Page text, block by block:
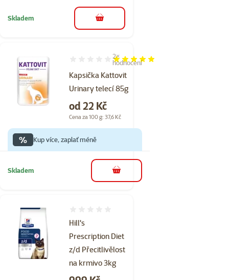
Skladem do košíku
Kapsička Kattovit
Urinary telecí 85g
Hodnocení 100%, počet hodnocení: 2
2×
hodnocení
Cena
od 22 Kč
Cena za 100 g: 37,6 Kč
% Kup více, zaplať méně
Skladem do košíku
Hill's
Prescription Diet
z/d Přecitlivělost
na krmivo 3kg